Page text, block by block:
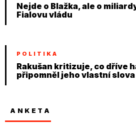
Nejde o Blažka, ale o
Fialovu vládu
POLITIKA
Rakušan kritizuje, co dříve
připomněl jeho vlastní slova
ANKETA